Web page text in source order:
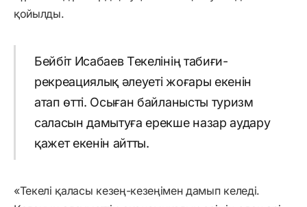
қойылды.
Бейбіт Исабаев Текелінің табиғи-
рекреациялық әлеуеті жоғары екенін
атап өтті. Осыған байланысты туризм
саласын дамытуға ерекше назар аудару
қажет екенін айтты.
«Текелі қаласы кезең-кезеңімен дамып келеді.